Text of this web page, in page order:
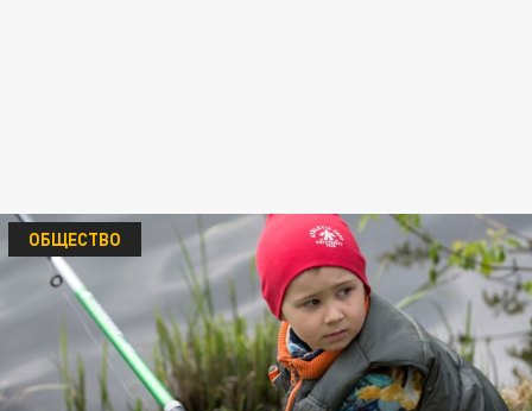
ОБЩЕСТВО